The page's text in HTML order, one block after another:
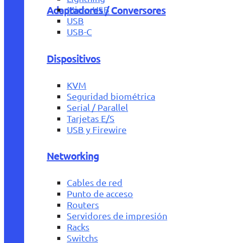
Adaptadores / Conversores
Micro USB
USB
USB-C
Dispositivos
KVM
Seguridad biométrica
Serial / Parallel
Tarjetas E/S
USB y Firewire
Networking
Cables de red
Punto de acceso
Routers
Servidores de impresión
Racks
Switchs